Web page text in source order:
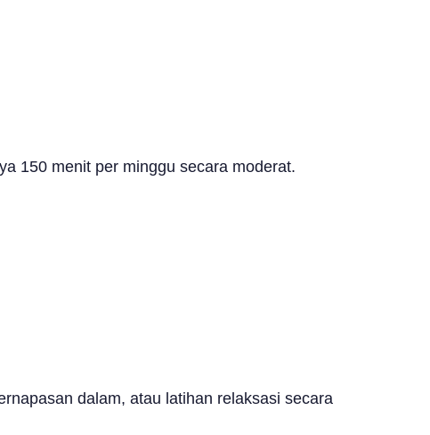
150 menit per minggu secara moderat.
dalam, atau latihan relaksasi secara